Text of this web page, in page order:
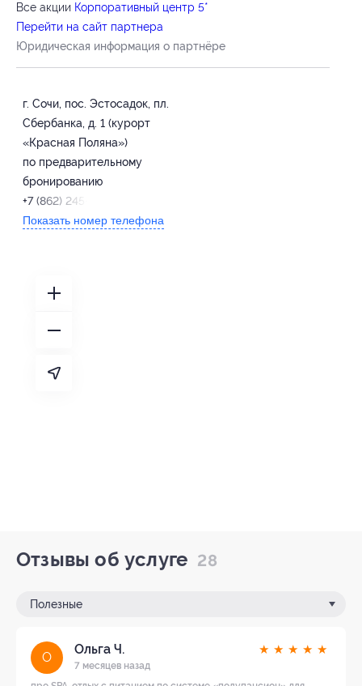
Все акции Корпоративный центр 5*
Перейти на сайт партнера
Юридическая информация о партнёре
г. Сочи, пос. Эстосадок, пл.
Сбербанка, д. 1 (курорт
«Красная Поляна»)
по предварительному
бронированию
+7 (862) 245-52-20
Показать номер телефона
Отзывы об услуге 28
Полезные
О
Ольга Ч.
7 месяцев назад
★ ★ ★ ★ ★